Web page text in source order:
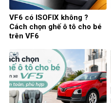
VF6 có ISOFIX không ?
Cách chọn ghế ô tô cho bé
trên VF6